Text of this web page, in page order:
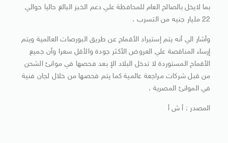
بما لايخل بالصالح العام للمحافظة علي دعم الخبز البالغ حاليا حوالي
22 مليار جنيه من التسرب .
وأشار الي أنه يتم إستيراد الأقماح عن طريق البورصات العالمية ويتم
إرساء المناقصة علي العروض الأكثر جودة والأقل سعرا وأن جميع
الأقماح المستوردة لا تدخل البلاد الإ بعد فحصها في موانئ الشحن
من قبل شركات مراجعة عالمية كما يتم فحصها من خلال لجان فنية
في الموانئ المصرية .
المصدر : أ ش أ